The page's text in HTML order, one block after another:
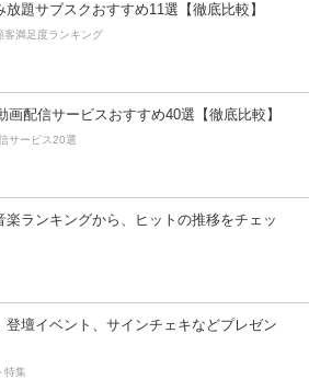
放題サブスクおすすめ11選【徹底比較】
客満足度ランキング
画配信サービスおすすめ40選【徹底比較】
サービス20選
楽ランキングから、ヒットの推移をチェッ
登壇イベント、サインチェキなどプレゼン
特集